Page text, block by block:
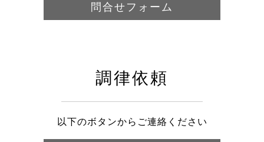
問合せフォーム
調律依頼
以下のボタンからご連絡ください